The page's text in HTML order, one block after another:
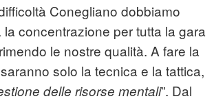
Conegliano dobbiamo
concentrazione per tutta la gara
le nostre qualità. A fare la
solo la tecnica e la tattica,
delle risorse mentali”. Dal